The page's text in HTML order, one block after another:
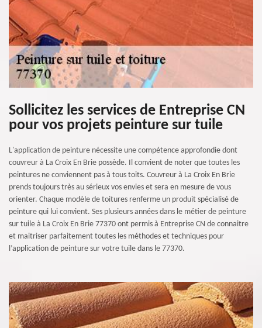
Sollicitez les services de Entreprise CN
pour vos projets peinture sur tuile
L'application de peinture nécessite une compétence approfondie dont
couvreur à La Croix En Brie possède. Il convient de noter que toutes les
peintures ne conviennent pas à tous toits. Couvreur à La Croix En Brie
prends toujours très au sérieux vos envies et sera en mesure de vous
orienter. Chaque modèle de toitures renferme un produit spécialisé de
peinture qui lui convient. Ses plusieurs années dans le métier de peinture
sur tuile à La Croix En Brie 77370 ont permis à Entreprise CN de connaitre
et maitriser parfaitement toutes les méthodes et techniques pour
l’application de peinture sur votre tuile dans le 77370.